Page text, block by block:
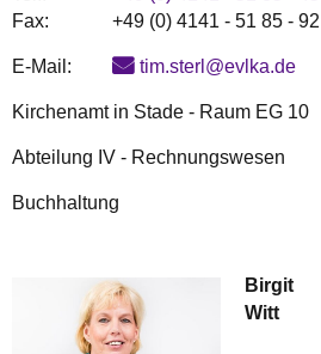
Fax:
+49 (0) 4141 - 51 85 - 92
E-Mail: tim.sterl@evlka.de
Kirchenamt in Stade - Raum EG 10
Abteilung IV - Rechnungswesen
Buchhaltung
Birgit
Witt